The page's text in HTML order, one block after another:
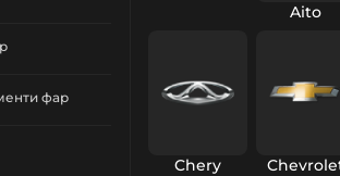
фар
Aito
Chery